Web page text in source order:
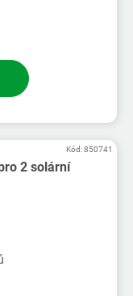
2 solární
Kód:850741